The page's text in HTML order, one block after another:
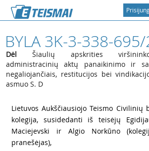
BYLA 3K-3-338-
Dėl Šiaulių apskrities viršininko
administracinių aktų panaikinimo ir
negaliojančiais, restitucijos bei
asmuo S. D
Lietuvos Aukščiausiojo Teismo Civilinių
kolegija, susidedanti iš teisėjų
Maciejevski ir Algio Norkūno
pranešėjas),